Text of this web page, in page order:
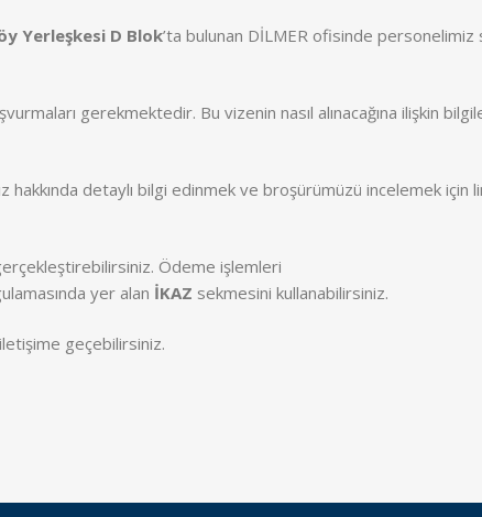
Yerleşkesi D Blok’ta bulunan DİLMER ofisinde personelimiz
gerekmektedir. Bu vizenin nasıl alınacağına ilişkin
hakkında detaylı bilgi edinmek ve broşürümüzü incelemek için
Ödeme işlemleri
yer alan İKAZ sekmesini kullanabilirsiniz.
geçebilirsiniz.